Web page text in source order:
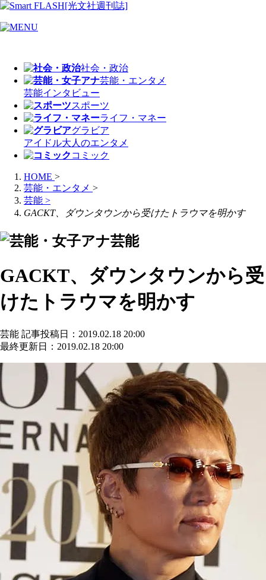
社会・政治
芸能・エンタメ
芸能インタビュー
スポーツ
ライフ・マネー
グラビア
アイドル大人のエンタメ
コミック
HOME >
芸能・エンタメ >
芸能 >
GACKT、ダウンタウンから受けたトラウマを明かす
芸能
GACKT、ダウンタウンから受
けたトラウマを明かす
芸能 記事投稿日：2019.02.18 20:00
最終更新日：2019.02.18 20:00